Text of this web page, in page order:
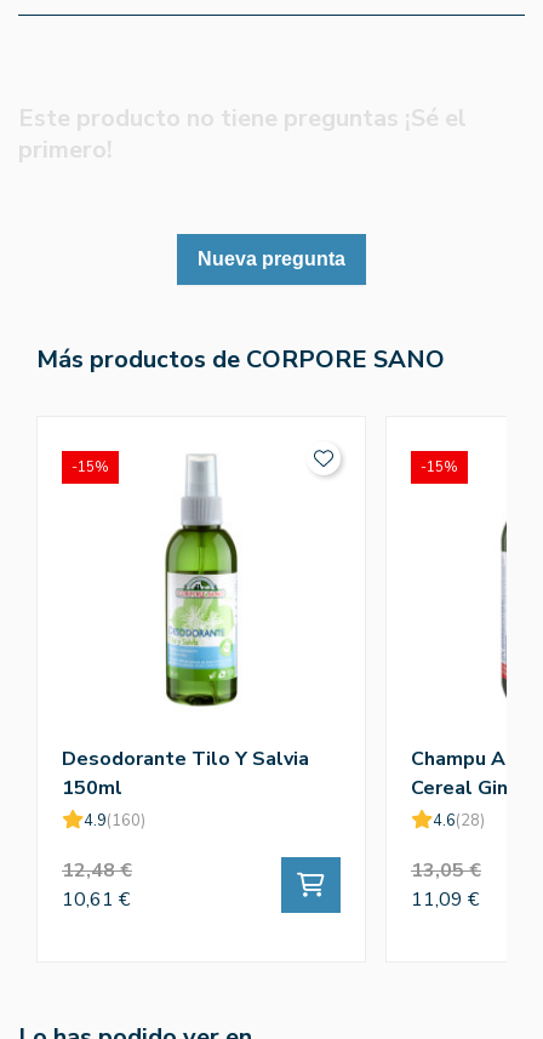
Este producto no tiene preguntas ¡Sé el
primero!
Nueva pregunta
Más productos de CORPORE SANO
Desodorante Tilo Y Salvia
150ml
4.9(160)
12,48 €
10,61 €
-15%
Champu
Cereal Gins
4.6(28)
13,05 €
11,09 €
-15%